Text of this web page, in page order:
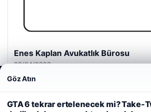
Enes Kaplan Avukatlık Bürosu
28/04/2026
Web sitemizi nasıl kullandığınızı daha iyi
deneyiminizi kişiselleştirmek ve geliştirmek
kullanıyoruz.
Çerez Politikamız
Göz Atın
GTA 6 tekrar ertelenecek mi? Take-